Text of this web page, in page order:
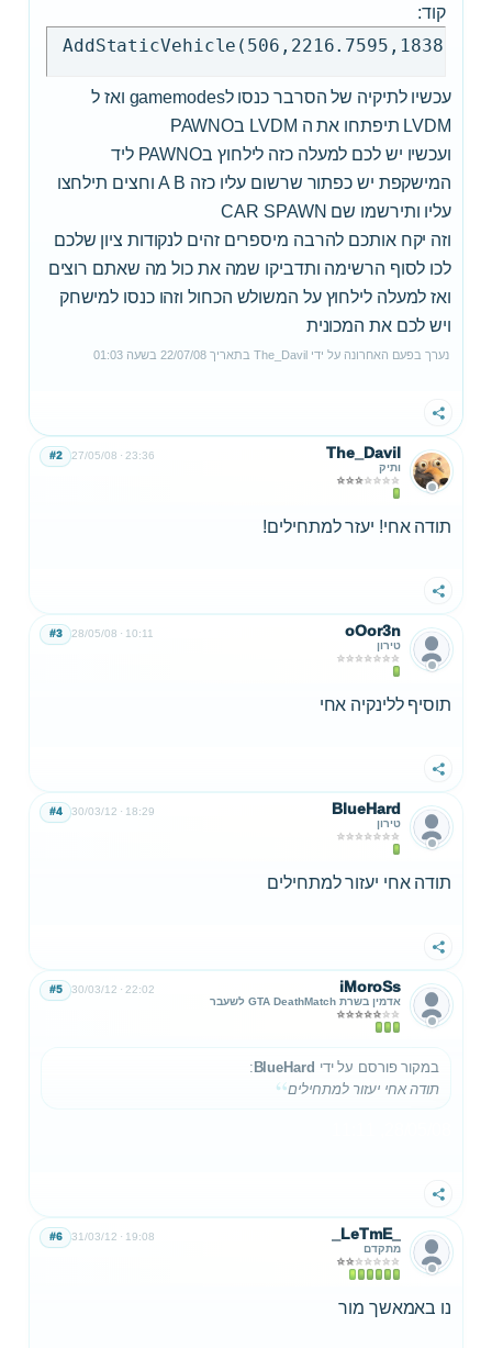
קוד:
עכשיו לתיקיה של הסרבר כנסו לgamemodes ואז ל
LVDM תיפתחו את ה LVDM בPAWNO
ועכשיו יש לכם למעלה כזה לילחוץ בPAWNO ליד
המישקפת יש כפתור שרשום עליו כזה A B וחצים תילחצו
עליו ותירשמו שם CAR SPAWN
וזה יקח אותכם להרבה מיספרים זהים לנקודות ציון שלכם
לכו לסוף הרשימה ותדביקו שמה את כול מה שאתם רוצים
ואז למעלה לילחוץ על המשולש הכחול וזהו כנסו למישחק
ויש לכם את המכונית
נערך בפעם האחרונה על ידי The_Davil בתאריך 22/07/08 בשעה 01:03
שתף
The_Davil
ותיק
27/05/08 23:36
#2
תודה אחי! יעזר למתחילים!
שתף
oOor3n
טירון
28/05/08 10:11
#3
תוסיף ללינקיה אחי
שתף
BlueHard
טירון
30/03/12 18:29
#4
תודה אחי יעזור למתחילים
שתף
iMoroSs
אדמין בשרת GTA DeathMatch לשעבר
30/03/12 22:02
#5
במקור פורסם על ידי BlueHard
:
תודה אחי יעזור למתחילים
שתף
_LeTmE_
מתקדם
31/03/12 19:08
#6
נו באמאשך מור